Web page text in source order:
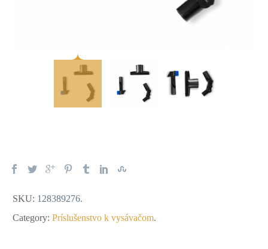
SKU: 128389276.
Category: Príslušenstvo k vysávačom.